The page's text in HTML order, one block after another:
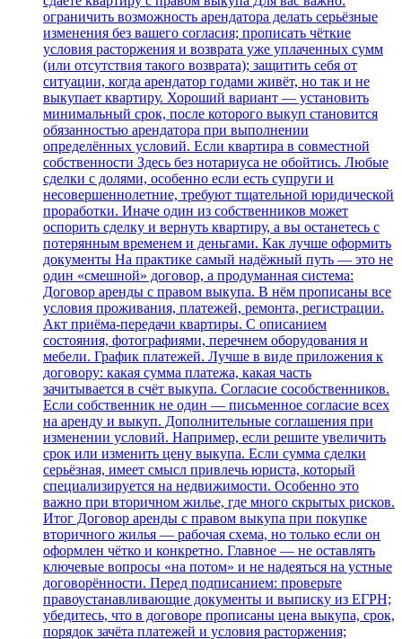
ограничить возможность арендатора делать серьёзные
изменения без вашего согласия; прописать чёткие
условия расторжения и возврата уже уплаченных сумм
(или отсутствия такого возврата); защитить себя от
ситуации, когда арендатор годами живёт, но так и не
выкупает квартиру. Хороший вариант — установить
минимальный срок, после которого выкуп становится
обязанностью арендатора при выполнении
определённых условий. Если квартира в совместной
собственности Здесь без нотариуса не обойтись. Любые
сделки с долями, особенно если есть супруги и
несовершеннолетние, требуют тщательной юридической
проработки. Иначе один из собственников может
оспорить сделку и вернуть квартиру, а вы останетесь с
потерянным временем и деньгами. Как лучше оформить
документы На практике самый надёжный путь — это не
один «смешной» договор, а продуманная система:
Договор аренды с правом выкупа. В нём прописаны все
условия проживания, платежей, ремонта, регистрации.
Акт приёма‑передачи квартиры. С описанием
состояния, фотографиями, перечнем оборудования и
мебели. График платежей. Лучше в виде приложения к
договору: какая сумма платежа, какая часть
зачитывается в счёт выкупа. Согласие сособственников.
Если собственник не один — письменное согласие всех
на аренду и выкуп. Дополнительные соглашения при
изменении условий. Например, если решите увеличить
срок или изменить цену выкупа. Если сумма сделки
серьёзная, имеет смысл привлечь юриста, который
специализируется на недвижимости. Особенно это
важно при вторичном жилье, где много скрытых рисков.
Итог Договор аренды с правом выкупа при покупке
вторичного жилья — рабочая схема, но только если он
оформлен чётко и конкретно. Главное — не оставлять
ключевые вопросы «на потом» и не надеяться на устные
договорённости. Перед подписанием: проверьте
правоустанавливающие документы и выписку из ЕГРН;
убедитесь, что в договоре прописаны цена выкупа, срок,
порядок зачёта платежей и условия расторжения;